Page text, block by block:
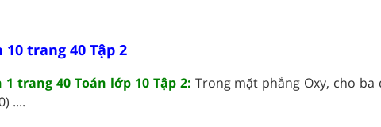
10 trang 40 Tập 2
trang 40 Toán lớp 10 Tập 2: Trong mặt phẳng Oxy, cho ba
....